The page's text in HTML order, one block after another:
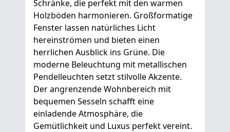
Schränke, die perfekt mit den warmen
Holzböden harmonieren. Großformatige
Fenster lassen natürliches Licht
hereinströmen und bieten einen
herrlichen Ausblick ins Grüne. Die
moderne Beleuchtung mit metallischen
Pendelleuchten setzt stilvolle Akzente.
Der angrenzende Wohnbereich mit
bequemen Sesseln schafft eine
einladende Atmosphäre, die
Gemütlichkeit und Luxus perfekt vereint.